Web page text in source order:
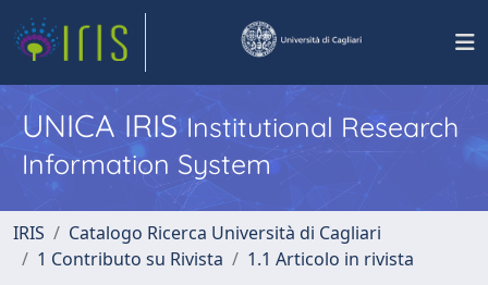
UNICA IRISInstitutional Research
Information System
IRIS
Catalogo Ricerca Università di Cagliari
1 Contributo su Rivista
1.1 Articolo in rivista